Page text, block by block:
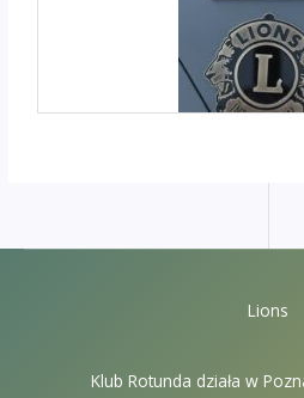
Lions
Klub Rotunda działa w